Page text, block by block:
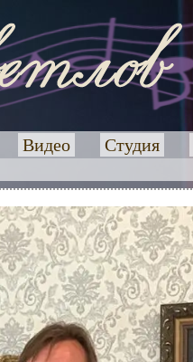
Видео Студия